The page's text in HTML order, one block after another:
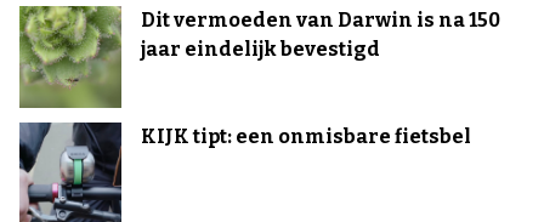
Dit vermoeden van Darwin is na 150
jaar eindelijk bevestigd
KIJK tipt: een onmisbare fietsbel